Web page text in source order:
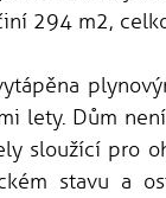
294 m2,
lety. Dům
sloužící pro
stavu a